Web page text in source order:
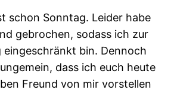
schon Sonntag. Leider habe
gebrochen, sodass ich zur
eingeschränkt bin. Dennoch
dass ich euch heute
Freund von mir vorstellen